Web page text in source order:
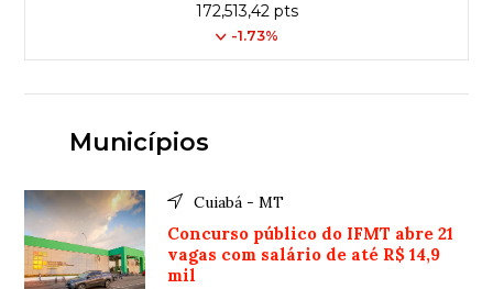
172,513,42 pts
-1.73%
Municípios
Cuiabá - MT
Concurso público do IFMT abre 21
vagas com salário de até R$ 14,9
mil